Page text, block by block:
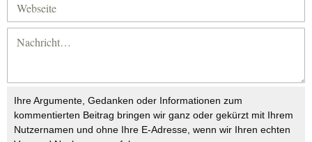
Ihre Argumente, Gedanken oder Informationen zum
kommentierten Beitrag bringen wir ganz oder gekürzt mit Ihrem
Nutzernamen und ohne Ihre E-Adresse, wenn wir Ihren echten